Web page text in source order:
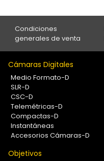
Condiciones
generales de venta
Cámaras Digitales
Medio Formato-D
SLR-D
CSC-D
Telemétricas-D
Compactas-D
Instantáneas
Accesorios Cámaras-D
Objetivos